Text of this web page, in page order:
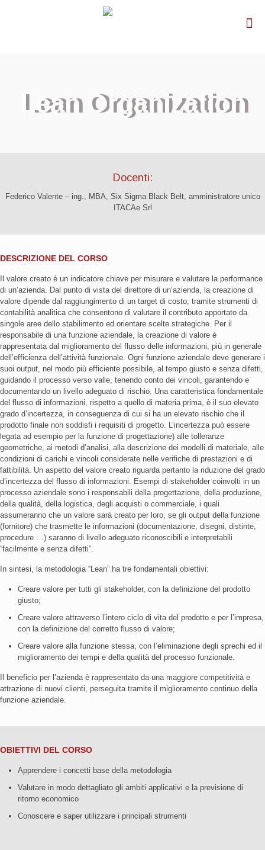
Lean Organization
Docenti:
Federico Valente – ing., MBA, Six Sigma Black Belt, amministratore unico
ITACAe Srl
DESCRIZIONE DEL CORSO
Il valore creato è un indicatore chiave per misurare e valutare la performance
di un’azienda. Dal punto di vista del direttore di un’azienda, la creazione di
valore dipende dal raggiungimento di un target di costo, tramite strumenti di
contabilità analitica che consentono di valutare il contributo apportato da
singole aree dello stabilimento ed orientare scelte strategiche. Per il
responsabile di una funzione aziendale, la creazione di valore è
rappresentata dal miglioramento del flusso delle informazioni, più in generale
dell’efficienza dell’attività funzionale. Ogni funzione aziendale deve generare i
suoi output, nel modo più efficiente possibile, al tempo giusto e senza difetti,
guidando il processo verso valle, tenendo conto dei vincoli, garantendo e
documentando un livello adeguato di rischio. Una caratteristica fondamentale
del flusso di informazioni, rispetto a quello di materia prima, è il suo elevato
grado d’incertezza, in conseguenza di cui si ha un elevato rischio che il
prodotto finale non soddisfi i requisiti di progetto. L’incertezza può essere
legata ad esempio per la funzione di progettazione) alle tolleranze
geometriche, ai metodi d’analisi, alla descrizione dei modelli di materiale, alle
condizioni di carichi e vincoli considerate nelle verifiche di prestazioni e di
fattibilità. Un aspetto del valore creato riguarda pertanto la riduzione del grado
d’incertezza del flusso di informazioni. Esempi di stakeholder coinvolti in un
processo aziendale sono i responsabili della progettazione, della produzione,
della qualità, della logistica, degli acquisti o commerciale, i quali
assumeranno che un valore sarà creato per loro, se gli output della funzione
(fornitore) che trasmette le informazioni (documentazione, disegni, distinte,
procedure …) saranno di livello adeguato riconoscibili e interpretabili
“facilmente e senza difetti”.
In sintesi, la metodologia “Lean” ha tre fondamentali obiettivi:
Creare valore per tutti gli stakeholder, con la definizione del prodotto
giusto;
Creare valore attraverso l’intero ciclo di vita del prodotto e per l’impresa,
con la definizione del corretto flusso di valore;
Creare valore alla funzione stessa, con l’eliminazione degli sprechi ed il
miglioramento dei tempi e della qualità del processo funzionale.
Il beneficio per l’azienda è rappresentato da una maggiore competitività e
attrazione di nuovi clienti, perseguita tramite il miglioramento continuo della
funzione aziendale.
OBIETTIVI DEL CORSO
Apprendere i concetti base della metodologia
Valutare in modo dettagliato gli ambiti applicativi e la previsione di
ritorno economico
Conoscere e saper utilizzare i principali strumenti